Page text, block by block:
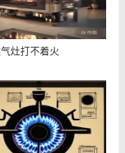
灶打不着火